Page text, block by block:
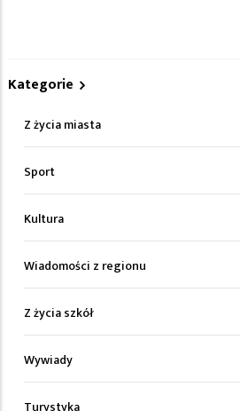
Kategorie
Z życia miasta
Sport
Kultura
Wiadomości z regionu
Z życia szkół
Wywiady